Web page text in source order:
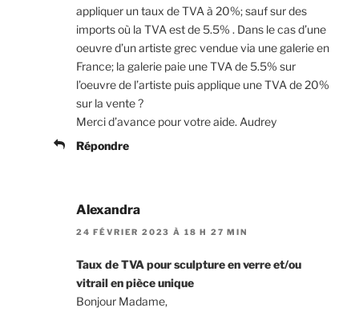
appliquer un taux de TVA à 20%; sauf sur des
imports où la TVA est de 5.5% . Dans le cas d’une
oeuvre d’un artiste grec vendue via une galerie en
France; la galerie paie une TVA de 5.5% sur
l’oeuvre de l’artiste puis applique une TVA de 20%
sur la vente ?
Merci d’avance pour votre aide. Audrey
Répondre
Alexandra
24 FÉVRIER 2023 À 18 H 27 MIN
Taux de TVA pour sculpture en verre et/ou
vitrail en pièce unique
Bonjour Madame,